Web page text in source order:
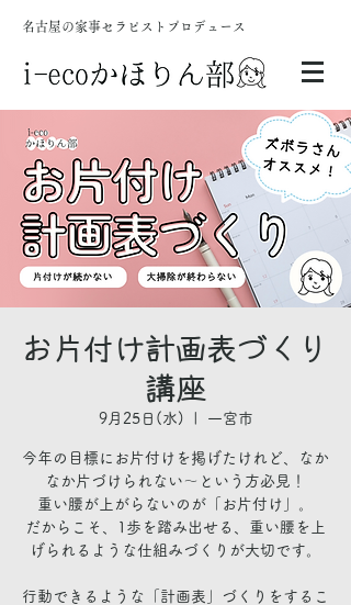
名古屋の家事セラピストプロデュース
お片付け計画表づくり
講座
9月25日(水) 一宮市
今年の目標にお片付けを掲げたけれど、なか
なか片づけられない～という方必見！
重い腰が上がらないのが「お片付け」。
だからこそ、1歩を踏み出せる、重い腰を上
げられるような仕組みづくりが大切です。
行動できるような「計画表」づくりをするこ